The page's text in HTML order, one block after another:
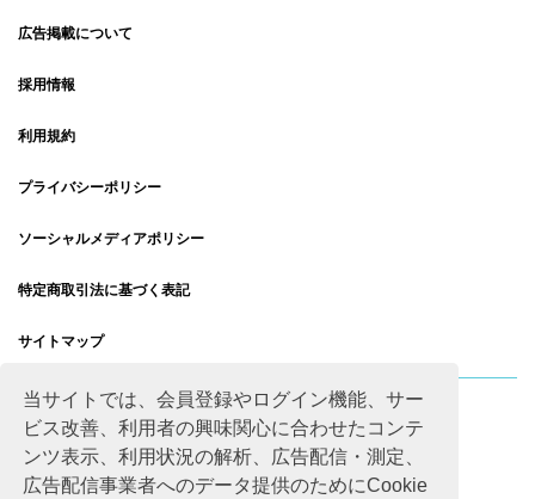
当サイトでは、会員登録やログイン機能、サー
ビス改善、利用者の興味関心に合わせたコンテ
ンツ表示、利用状況の解析、広告配信・測定、
広告配信事業者へのデータ提供のためにCookie
広告掲載について
採用情報
利用規約
プライバシーポリシー
ソーシャルメディアポリシー
特定商取引法に基づく表記
サイトマップ